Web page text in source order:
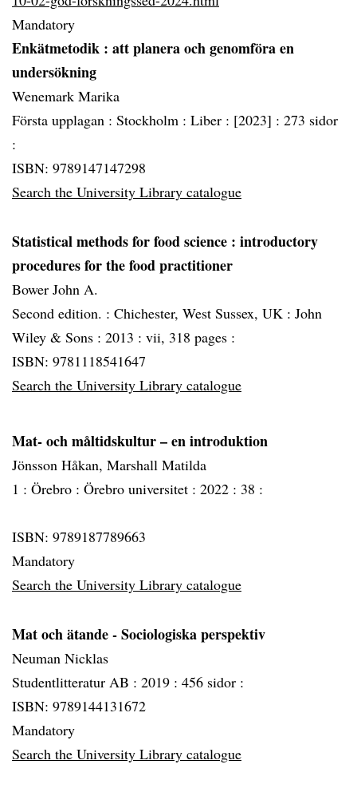
Mandatory
Enkätmetodik : att planera och genomföra en
undersökning
Wenemark Marika
Första upplagan : Stockholm : Liber : [2023] : 273 sidor
:
ISBN: 9789147147298
Search the University Library catalogue
Statistical methods for food science : introductory
procedures for the food practitioner
Bower John A.
Second edition. : Chichester, West Sussex, UK : John
Wiley & Sons : 2013 : vii, 318 pages :
ISBN: 9781118541647
Search the University Library catalogue
Mat- och måltidskultur – en introduktion
Jönsson Håkan, Marshall Matilda
1 : Örebro : Örebro universitet : 2022 : 38 :
ISBN: 9789187789663
Mandatory
Search the University Library catalogue
Mat och ätande - Sociologiska perspektiv
Neuman Nicklas
Studentlitteratur AB : 2019 : 456 sidor :
ISBN: 9789144131672
Mandatory
Search the University Library catalogue